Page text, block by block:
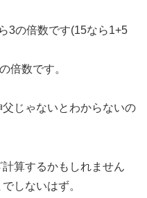
3の倍数です(15なら1+5
倍数です。
じゃないとわからないの
算するかもしれません
しないはず。